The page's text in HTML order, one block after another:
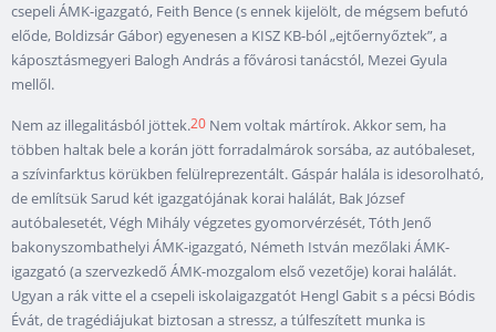
csepeli ÁMK-igazgató, Feith Bence (s ennek kijelölt, de mégsem befutó
előde, Boldizsár Gábor) egyenesen a KISZ KB-ból „ejtőernyőztek”, a
káposztásmegyeri Balogh András a fővárosi tanácstól, Mezei Gyula
mellől.
Nem az illegalitásból jöttek.20 Nem voltak mártírok. Akkor sem, ha
többen haltak bele a korán jött forradalmárok sorsába, az autóbaleset,
a szívinfarktus körükben felülreprezentált. Gáspár halála is idesorolható,
de említsük Sarud két igazgatójának korai halálát, Bak József
autóbalesetét, Végh Mihály végzetes gyomorvérzését, Tóth Jenő
bakonyszombathelyi ÁMK-igazgató, Németh István mezőlaki ÁMK-
igazgató (a szervezkedő ÁMK-mozgalom első vezetője) korai halálát.
Ugyan a rák vitte el a csepeli iskolaigazgatót Hengl Gabit s a pécsi Bódis
Évát, de tragédiájukat biztosan a stressz, a túlfeszített munka is